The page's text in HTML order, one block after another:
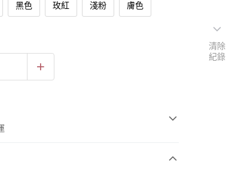
黑色 玫紅 淺粉 膚色
清除
紀錄